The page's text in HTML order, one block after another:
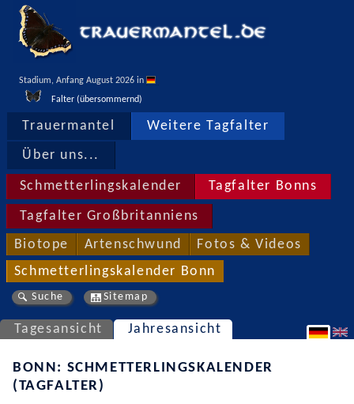
Stadium, Anfang August 2026 in
Falter (übersommernd)
Trauermantel Weitere Tagfalter
Über uns...
Schmetterlingskalender Tagfalter Bonns
Tagfalter Großbritanniens
Biotope Artenschwund Fotos & Videos
Schmetterlingskalender Bonn
Suche Sitemap
Tagesansicht Jahresansicht
BONN: SCHMETTERLINGSKALENDER
(TAGFALTER)